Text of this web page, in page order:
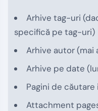
Arhive tag-uri
specifică pe tag-uri)
Arhive autor (mai
Arhive pe date
Pagini de căutare
Attachment